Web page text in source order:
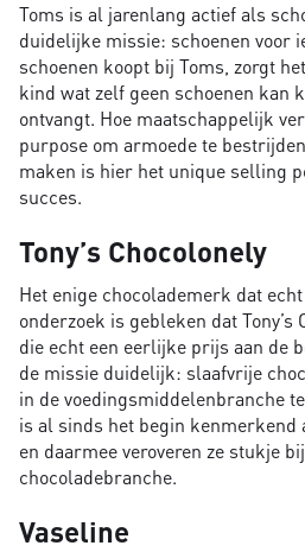
Toms is al jarenlang actief als
duidelijke missie: schoenen voor
schoenen koopt bij Toms, zorgt
kind wat zelf geen schoenen kan
ontvangt. Hoe maatschappelijk
purpose om armoede te
maken is hier het unique selling
succes.
Tony’s Chocolonely
Het enige chocolademerk dat
onderzoek is gebleken dat Tony’s
die echt een eerlijke prijs aan de
de missie duidelijk: slaafvrije
in de voedingsmiddelenbranche
is al sinds het begin kenmerkend
en daarmee veroveren ze stukje
chocoladebranche.
Vaseline